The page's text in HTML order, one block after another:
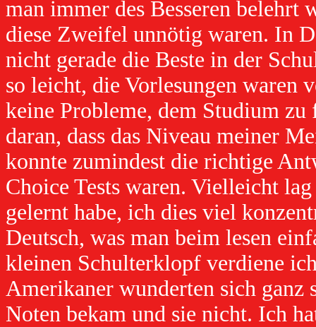
man immer des Besseren belehrt
diese Zweifel unnötig waren. In
nicht gerade die Beste in der
so leicht, die Vorlesungen waren
keine Probleme, dem Studium
daran, dass das Niveau meiner
konnte zumindest die richtige
Choice Tests waren. Vielleicht
gelernt habe, ich dies viel
Deutsch, was man beim lesen
kleinen Schulterklopf verdiene
Amerikaner wunderten sich ganz
Noten bekam und sie nicht. Ich